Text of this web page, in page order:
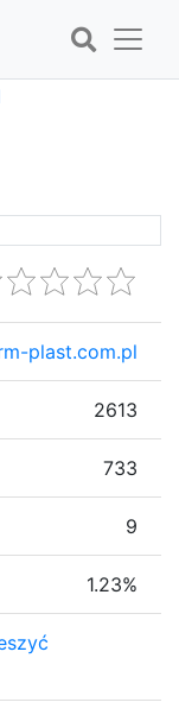
plast.com.pl
2613
733
9
1.23%